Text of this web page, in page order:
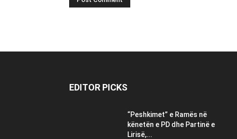
EDITOR PICKS
“Peshkimet” e Ramës në
kënetën e PD dhe Partinë e
Lirisë,...